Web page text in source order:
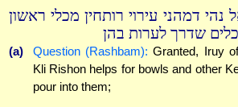
נהי דמהני עירוי רותחין מכלי ראשון
שדרך לערות בהן
(a) Question (Rashbam): Granted, Iruy
Kli Rishon helps for bowls and other
pour into them;